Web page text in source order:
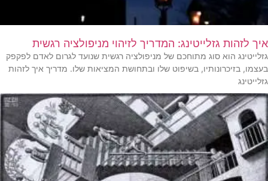
איך לזהות גזלייטינג: המדריך לזיהוי מניפולציה רגשית
גזלייטינג הוא סוג מתוחכם של מניפולציה רגשית שנועד לגרום לאדם לפקפק
בעצמו, בזיכרונותיו, בשיפוט שלו ובתחושת המציאות שלו. מדריך איך לזהות
גזלייטינג